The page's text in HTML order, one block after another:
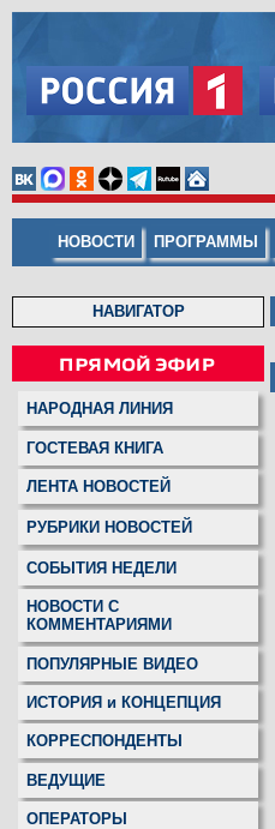
НОВОСТИ ПРОГРАММЫ
НАВИГАТОР
НАРОДНАЯ ЛИНИЯ
ГОСТЕВАЯ КНИГА
ЛЕНТА НОВОСТЕЙ
РУБРИКИ НОВОСТЕЙ
СОБЫТИЯ НЕДЕЛИ
НОВОСТИ С
КОММЕНТАРИЯМИ
ПОПУЛЯРНЫЕ ВИДЕО
ИСТОРИЯ и КОНЦЕПЦИЯ
КОРРЕСПОНДЕНТЫ
ВЕДУЩИЕ
ОПЕРАТОРЫ